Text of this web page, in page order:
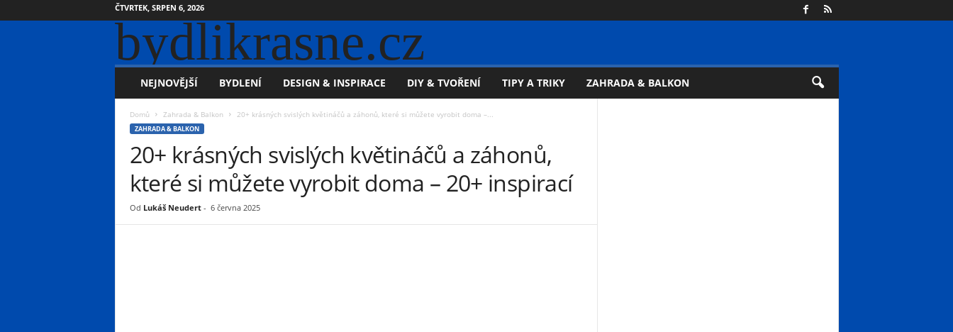
ČTVRTEK, SRPEN 6, 2026
bydlikrasne.cz
NEJNOVĚJŠÍ BYDLENÍ DESIGN & INSPIRACE DIY & TVOŘENÍ TIPY A TRIKY ZAHRADA & BALKON
Domů Zahrada & Balkon 20+ krásných svislých květináčů a záhonů, které si můžete vyrobit doma –...
ZAHRADA & BALKON
20+ krásných svislých květináčů a záhonů,
které si můžete vyrobit doma – 20+ inspirací
Od Lukáš Neudert- 6 června 2025